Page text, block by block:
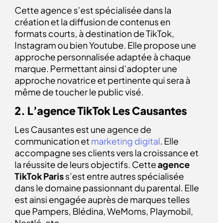
Cette agence s’est spécialisée dans la
création et la diffusion de contenus en
formats courts, à destination de TikTok,
Instagram ou bien Youtube. Elle propose une
approche personnalisée adaptée à chaque
marque. Permettant ainsi d’adopter une
approche novatrice et pertinente qui sera à
même de toucher le public visé.
2. L’agence TikTok Les Causantes
Les Causantes est une agence de
communication et marketing digital . Elle
accompagne ses clients vers la croissance et
la réussite de leurs objectifs. Cetteagence
TikTok Pariss’est entre autres spécialisée
dans le domaine passionnant du parental. Elle
est ainsi engagée auprès de marques telles
que Pampers, Blédina, WeMoms, Playmobil,